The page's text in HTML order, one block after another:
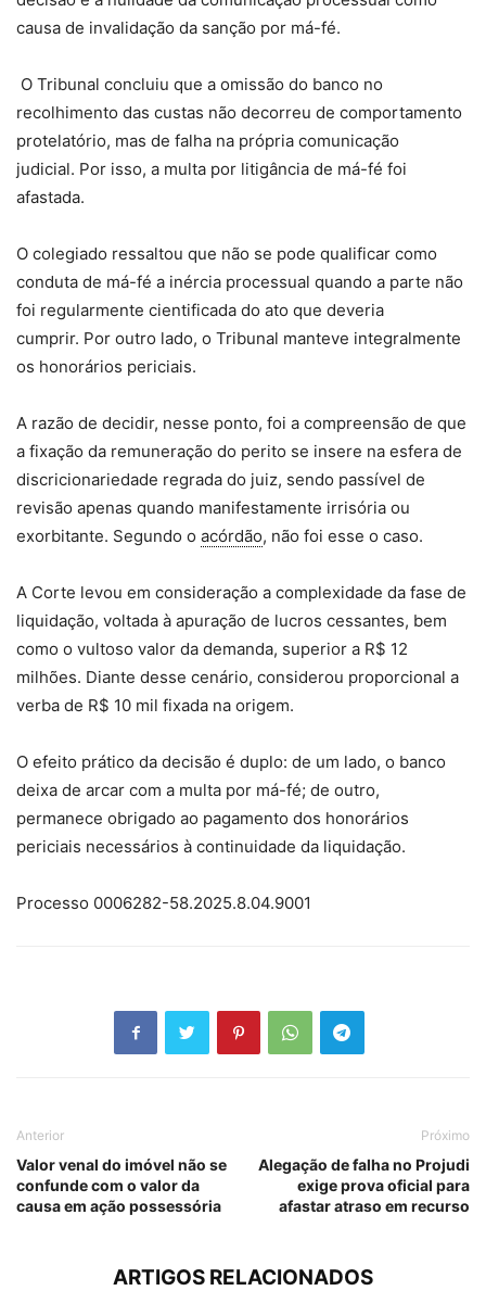
causa de invalidação da sanção por má-fé.
O Tribunal concluiu que a omissão do banco no
recolhimento das custas não decorreu de comportamento
protelatório, mas de falha na própria comunicação
judicial. Por isso, a multa por litigância de má-fé foi
afastada.
O colegiado ressaltou que não se pode qualificar como
conduta de má-fé a inércia processual quando a parte não
foi regularmente cientificada do ato que deveria
cumprir. Por outro lado, o Tribunal manteve integralmente
os honorários periciais.
A razão de decidir, nesse ponto, foi a compreensão de que
a fixação da remuneração do perito se insere na esfera de
discricionariedade regrada do juiz, sendo passível de
revisão apenas quando manifestamente irrisória ou
exorbitante. Segundo o acórdão, não foi esse o caso.
A Corte levou em consideração a complexidade da fase de
liquidação, voltada à apuração de lucros cessantes, bem
como o vultoso valor da demanda, superior a R$ 12
milhões. Diante desse cenário, considerou proporcional a
verba de R$ 10 mil fixada na origem.
O efeito prático da decisão é duplo: de um lado, o banco
deixa de arcar com a multa por má-fé; de outro,
permanece obrigado ao pagamento dos honorários
periciais necessários à continuidade da liquidação.
Processo 0006282-58.2025.8.04.9001
Anterior
Valor venal do imóvel não se
confunde com o valor da
causa em ação possessória
Próximo
Alegação de falha no Projudi
exige prova oficial para
afastar atraso em recurso
ARTIGOS RELACIONADOS